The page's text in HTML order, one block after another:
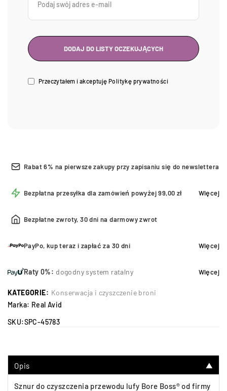
Przeczytałem i akceptuję Politykę prywatności
Rabat 6% na pierwsze zakupy przy zapisaniu się do newslettera
Bezpłatna przesyłka dla zamówień powyżej 99,00 zł Więcej
Bezpłatne zwroty, 30 dni na darmowy zwrot
PayPo, kup teraz i zapłać za 30 dni Więcej
Raty 0%: dogodny system ratalny Więcej
KATEGORIE: Konserwacja i czyszczenie broni
Marka: Real Avid
SKU:SPC-45783
Opis ▼
Sznur do czyszczenia przewodu lufy Bore Boss® od firmy